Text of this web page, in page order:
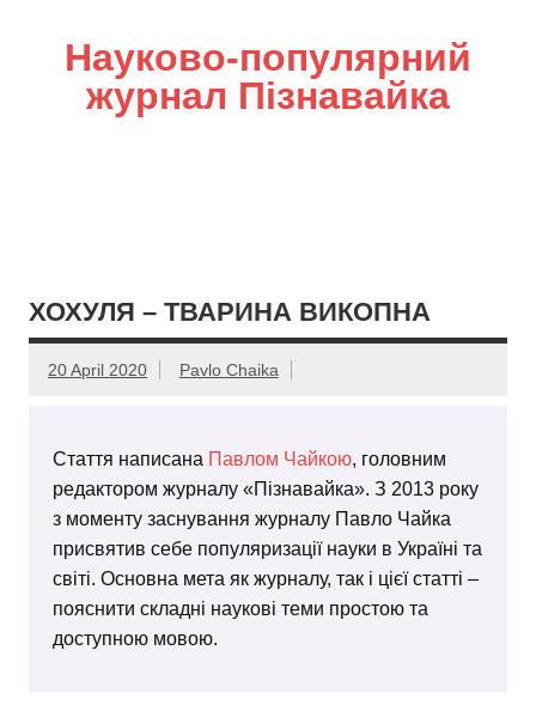
Науково-популярний
журнал Пізнавайка
ХОХУЛЯ – ТВАРИНА ВИКОПНА
20 April 2020 Pavlo Chaika
Стаття написана Павлом Чайкою, головним
редактором журналу «Пізнавайка». З 2013 року
з моменту заснування журналу Павло Чайка
присвятив себе популяризації науки в Україні та
світі. Основна мета як журналу, так і цієї статті –
пояснити складні наукові теми простою та
доступною мовою.